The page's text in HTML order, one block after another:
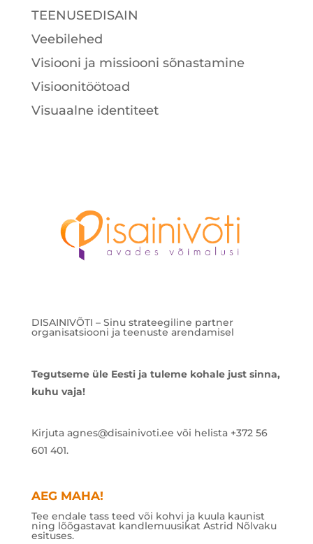
TEENUSEDISAIN
Veebilehed
Visiooni ja missiooni sõnastamine
Visioonitöötoad
Visuaalne identiteet
DISAINIVÕTI – Sinu strateegiline partner
organisatsiooni ja teenuste arendamisel
Tegutseme üle Eesti ja tuleme kohale just sinna,
kuhu vaja!
Kirjuta agnes@disainivoti.ee või helista +372 56
601 401.
AEG MAHA!
Tee endale tass teed või kohvi ja kuula kaunist
ning lõõgastavat kandlemuusikat Astrid Nõlvaku
esituses.